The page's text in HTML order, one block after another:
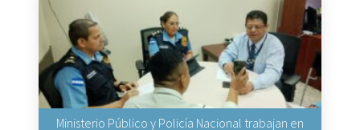
Ministerio Público y Policía Nacional trabajan en